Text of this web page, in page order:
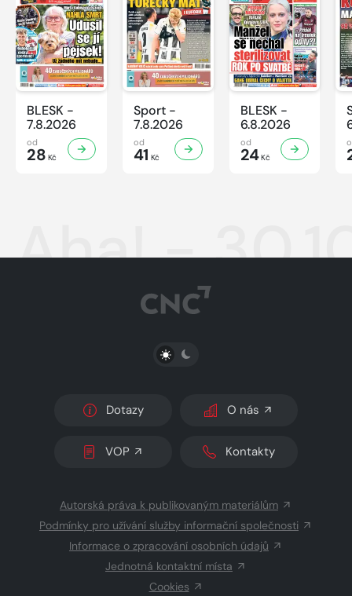
BLESK -
7.8.2026
od
28 Kč
Sport -
7.8.2026
od
41 Kč
BLESK -
6.8.2026
od
24Kč
Aha! -
PŘEPNOUT SVĚTLÝ/TMAVÝ REŽIM
Dotazy O nás
VOP Kontakty
Autorská práva k publikovaným materiálům
Podmínky pro užívání služby informační společnosti
Informace o zpracování osobních údajů
Jednotná kontaktní místa
Cookies